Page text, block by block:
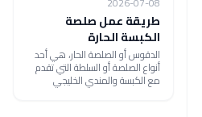
طريقة عمل صلصة
الكبسة الحارة
الدقوس أو الصلصة الحار، هي أحد
أنواع الصلصة أو السلطة التي تقدم
مع الكبسة والمندي الخليجي